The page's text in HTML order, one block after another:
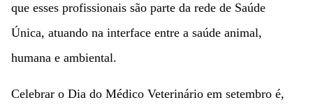
que esses profissionais são parte da rede de Saúde
Única, atuando na interface entre a saúde animal,
humana e ambiental.
Celebrar o Dia do Médico Veterinário em setembro é,